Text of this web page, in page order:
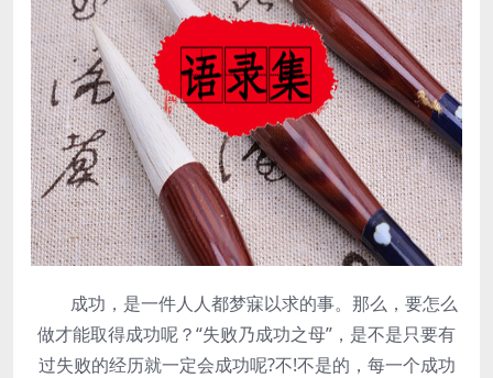
成功，是一件人人都梦寐以求的事。那么，要怎么
做才能取得成功呢？“失败乃成功之母”，是不是只要有
过失败的经历就一定会成功呢?不!不是的，每一个成功